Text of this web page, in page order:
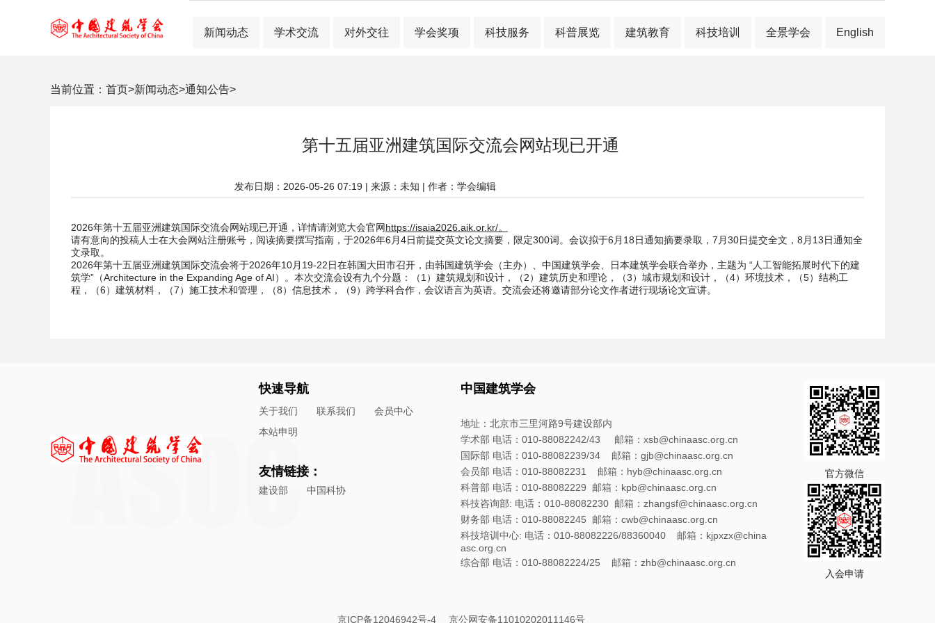
新闻动态 学术交流 对外交往 学会奖项 科技服务 科普展览 建筑教育 科技培训 全景学会 English
当前位置： 首页>新闻动态>通知公告>
第十五届亚洲建筑国际交流会网站现已开通
发布日期：2026-05-26 07:19 | 来源：未知 | 作者：学会编辑
2026年第十五届亚洲建筑国际交流会网站现已开通，详情请浏览大会官网https://isaia2026.aik.or.kr/。
请有意向的投稿人士在大会网站注册账号，阅读摘要撰写指南，于2026年6月4日前提交英文论文摘要，限定300词。会议拟于6月18日通知摘要录取，7月30日提交全文，8月13日通知全
文录取。
2026年第十五届亚洲建筑国际交流会将于2026年10月19-22日在韩国大田市召开，由韩国建筑学会（主办）、中国建筑学会、日本建筑学会联合举办，主题为 “人工智能拓展时代下的建
筑学”（Architecture in the Expanding Age of AI）。本次交流会设有九个分题：（1）建筑规划和设计，（2）建筑历史和理论，（3）城市规划和设计，（4）环境技术，（5）结构工
程，（6）建筑材料，（7）施工技术和管理，（8）信息技术，（9）跨学科合作，会议语言为英语。交流会还将邀请部分论文作者进行现场论文宣讲。
快速导航
关于我们 联系我们
会员中心
本站申明
友情链接：
建设部 中国科协
中国建筑学会
地址：北京市三里河路9号建设部内
学术部 电话：010-88082242/43 邮箱：xsb@chinaasc.org.cn
国际部 电话：010-88082239/34 邮箱：gjb@chinaasc.org.cn
会员部 电话：010-88082231 邮箱：hyb@chinaasc.org.cn
科普部 电话：010-88082229 邮箱：kpb@chinaasc.org.cn
科技咨询部: 电话：010-88082230 邮箱：zhangsf@chinaasc.org.cn
财务部 电话：010-88082245 邮箱：cwb@chinaasc.org.cn
科技培训中心: 电话：010-88082226/88360040 邮箱：kjpxzx@china
asc.org.cn
综合部 电话：010-88082224/25 邮箱：zhb@chinaasc.org.cn
官方微信
入会申请
京ICP备12046942号-4 京公网安备11010202011146号